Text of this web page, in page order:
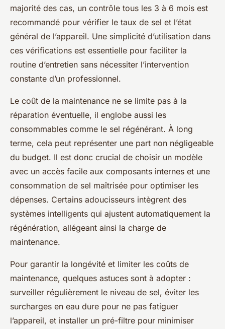
majorité des cas, un contrôle tous les 3 à 6 mois est
recommandé pour vérifier le taux de sel et l’état
général de l’appareil. Une simplicité d’utilisation dans
ces vérifications est essentielle pour faciliter la
routine d’entretien sans nécessiter l’intervention
constante d’un professionnel.
Le coût de la maintenance ne se limite pas à la
réparation éventuelle, il englobe aussi les
consommables comme le sel régénérant. À long
terme, cela peut représenter une part non négligeable
du budget. Il est donc crucial de choisir un modèle
avec un accès facile aux composants internes et une
consommation de sel maîtrisée pour optimiser les
dépenses. Certains adoucisseurs intègrent des
systèmes intelligents qui ajustent automatiquement la
régénération, allégeant ainsi la charge de
maintenance.
Pour garantir la longévité et limiter les coûts de
maintenance, quelques astuces sont à adopter :
surveiller régulièrement le niveau de sel, éviter les
surcharges en eau dure pour ne pas fatiguer
l’appareil, et installer un pré-filtre pour minimiser